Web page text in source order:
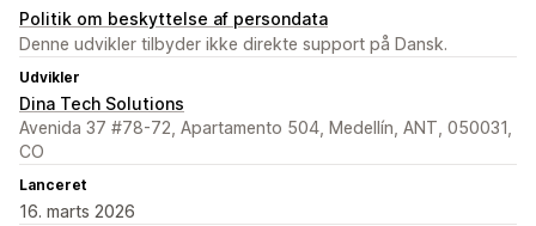
Politik om beskyttelse af persondata
Denne udvikler tilbyder ikke direkte support på Dansk.
Udvikler
Dina Tech Solutions
Avenida 37 #78-72, Apartamento 504, Medellín, ANT, 050031,
CO
Lanceret
16. marts 2026